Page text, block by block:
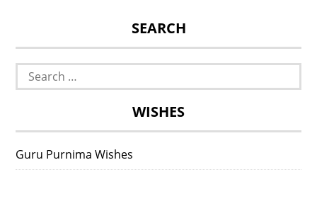
SEARCH
Search
for:
WISHES
Guru Purnima Wishes